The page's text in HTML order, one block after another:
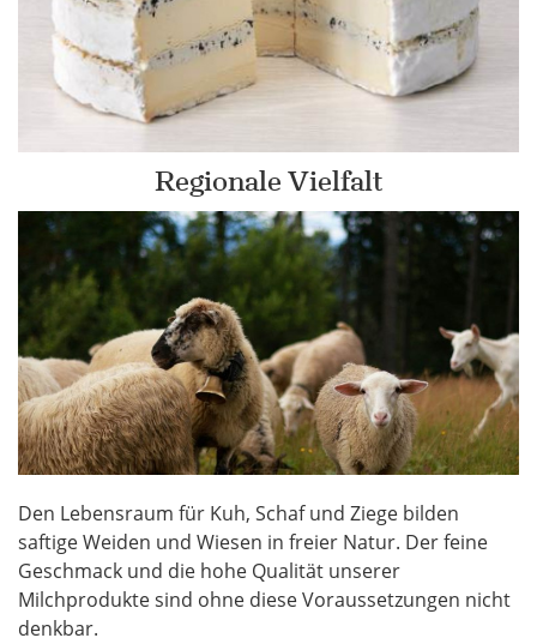
Regionale Vielfalt
Den Lebensraum für Kuh, Schaf und Ziege bilden
saftige Weiden und Wiesen in freier Natur. Der feine
Geschmack und die hohe Qualität unserer
Milchprodukte sind ohne diese Voraussetzungen nicht
denkbar.